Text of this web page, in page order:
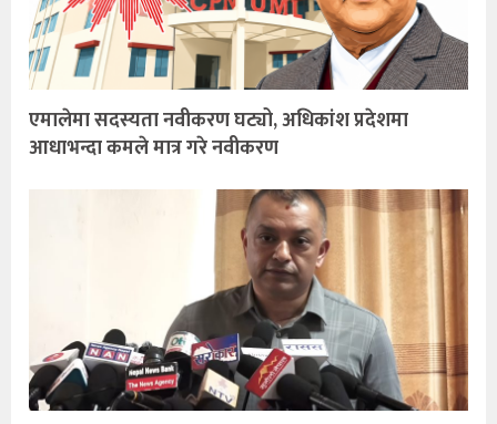
एमालेमा सदस्यता नवीकरण घट्यो, अधिकांश प्रदेशमा
आधाभन्दा कमले मात्र गरे नवीकरण